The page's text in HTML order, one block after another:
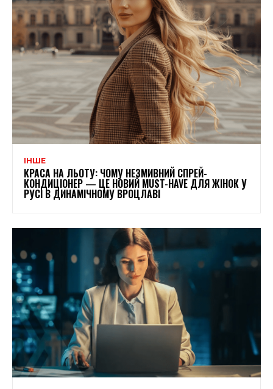
ІНШЕ
КРАСА НА ЛЬОТУ: ЧОМУ НЕЗМИВНИЙ СПРЕЙ-
КОНДИЦІОНЕР — ЦЕ НОВИЙ MUST-HAVE ДЛЯ ЖІНОК У
РУСІ В ДИНАМІЧНОМУ ВРОЦЛАВІ